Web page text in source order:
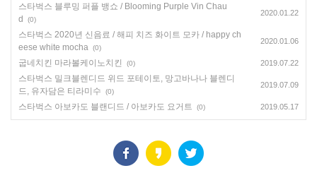
스타벅스 블루밍 퍼플 뱅쇼 / Blooming Purple Vin Chau
d
(0)
2020.01.22
스타벅스 2020년 신음료 / 해피 치즈 화이트 모카 / happy ch
eese white mocha
(0)
2020.01.06
굽네치킨 마라볼케이노치킨 (0) 2019.07.22
스타벅스 밀크블렌디드 위드 포테이토, 망고바나나 블렌디
드, 유자담은 티라미수
(0)
2019.07.09
스타벅스 아보카도 블랜디드 / 아보카도 요거트 (0) 2019.05.17